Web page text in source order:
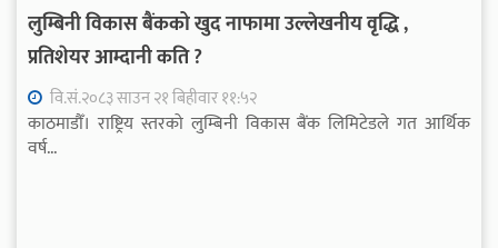
लुम्बिनी विकास बैंकको खुद नाफामा उल्लेखनीय वृद्धि ,
प्रतिशेयर आम्दानी कति ?
वि.सं.२०८३ साउन २१ बिहीवार ११:५२
काठमाडौँ। राष्ट्रिय स्तरको लुम्बिनी विकास बैंक लिमिटेडले गत आर्थिक
वर्ष...